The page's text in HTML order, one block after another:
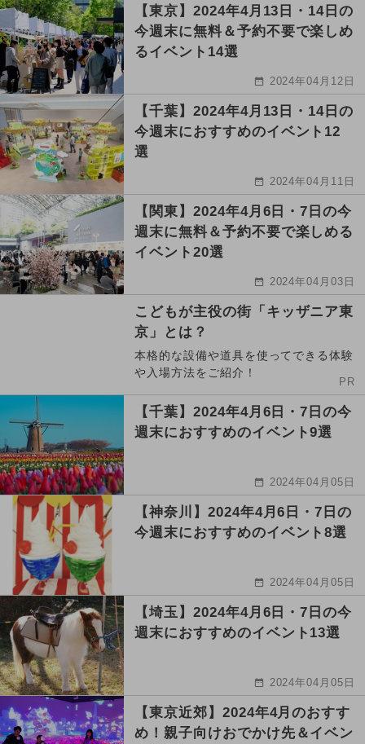
【東京】2024年4月13日・14日の
今週末に無料＆予約不要で楽しめ
るイベント14選
2024年04月12日
【千葉】2024年4月13日・14日の
今週末におすすめのイベント12
選
2024年04月11日
【関東】2024年4月6日・7日の今
週末に無料＆予約不要で楽しめる
イベント20選
2024年04月03日
こどもが主役の街「キッザニア東
京」とは？
本格的な設備や道具を使ってできる体験
や入場方法をご紹介！
PR
【千葉】2024年4月6日・7日の今
週末におすすめのイベント9選
2024年04月05日
【神奈川】2024年4月6日・7日の
今週末におすすめのイベント8選
2024年04月05日
【埼玉】2024年4月6日・7日の今
週末におすすめのイベント13選
2024年04月05日
【東京近郊】2024年4月のおすす
め！親子向けおでかけ先＆イベン